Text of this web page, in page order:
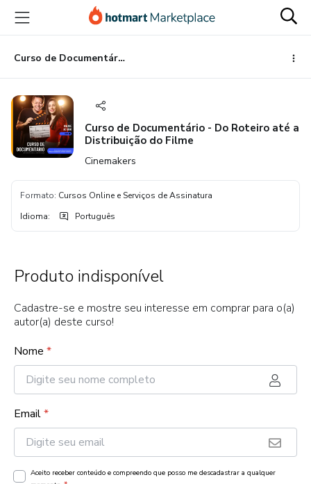
para
conteúdo
principal
para
pagamento
para
rodapé
Curso de Documentário - Do Roteiro até a Distribuição do Filme
Curso de Documentário - Do Roteiro até a
Distribuição do Filme
Cinemakers
Formato: Cursos Online e Serviços de Assinatura
Idioma: Português
Produto indisponível
Cadastre-se e mostre seu interesse em comprar para o(a)
autor(a) deste curso!
Nome *
Email*
Aceito receber conteúdo e compreendo que posso me descadastrar a qualquer